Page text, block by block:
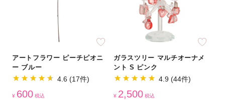
アートフラワー ピーチピオニ
ー ブルー
4.6 (17件)
¥ 600 税込
ガラスツリー マルチオーナメ
ント S ピンク
4.9 (44件)
¥ 2,500 税込